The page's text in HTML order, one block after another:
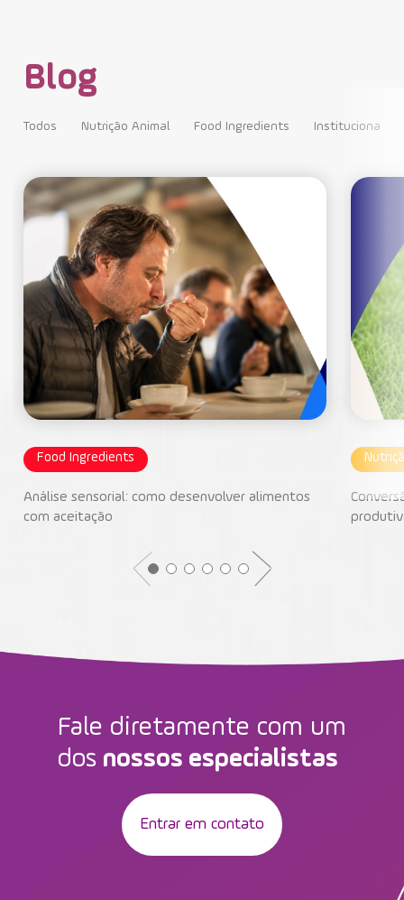
Blog
Todos Nutrição Animal Food Ingredients Institucional
Food Ingredients
Análise sensorial: como desenvolver alimentos
com aceitação
Fale diretamente com um
dos nossos especialistas
Entrar em contato